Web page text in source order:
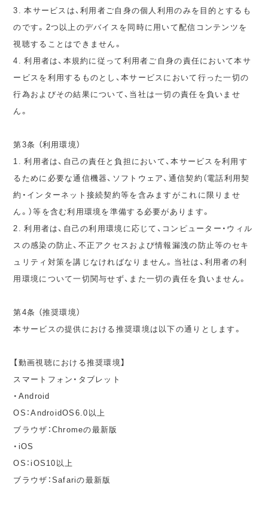
3. 本サービスは、利用者ご自身の個人利用のみを目的とするも
のです。2つ以上のデバイスを同時に用いて配信コンテンツを
視聴することはできません。
4. 利用者は、本規約に従って利用者ご自身の責任において本サ
ービスを利用するものとし、本サービスにおいて行った一切の
行為およびその結果について、当社は一切の責任を負いませ
ん。
第3条 （利用環境）
1. 利用者は、自己の責任と負担において、本サービスを利用す
るために必要な通信機器、ソフトウェア、通信契約（電話利用契
約・インターネット接続契約等を含みますがこれに限りませ
ん。）等を含む利用環境を準備する必要があります。
2. 利用者は、自己の利用環境に応じて、コンピューター・ウィル
スの感染の防止、不正アクセスおよび情報漏洩の防止等のセキ
ュリティ対策を講じなければなりません。当社は、利用者の利
用環境について一切関与せず、また一切の責任を負いません。
第4条 （推奨環境）
本サービスの提供における推奨環境は以下の通りとします。
【動画視聴における推奨環境】
スマートフォン・タブレット
・Android
OS：AndroidOS6.0以上
ブラウザ：Chromeの最新版
・iOS
OS：iOS10以上
ブラウザ：Safariの最新版